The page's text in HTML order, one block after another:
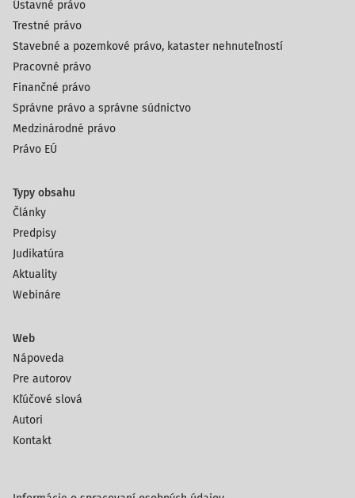
Ústavné právo
Trestné právo
Stavebné a pozemkové právo, kataster nehnuteľností
Pracovné právo
Finančné právo
Správne právo a správne súdnictvo
Medzinárodné právo
Právo EÚ
Typy obsahu
Články
Predpisy
Judikatúra
Aktuality
Webináre
Web
Nápoveda
Pre autorov
Kľúčové slová
Autori
Kontakt